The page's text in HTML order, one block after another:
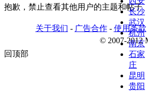
长沙
武汉
杭州
南京
石家
庄
昆明
贵阳
抱歉，禁止查看其他用户的主题和帖子
关于我们 - 广告合作- 使用条款
© 2007-2012
回顶部